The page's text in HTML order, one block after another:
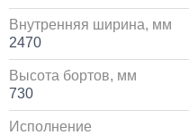
Внутренняя ширина, мм
2470
Высота бортов, мм
730
Исполнение